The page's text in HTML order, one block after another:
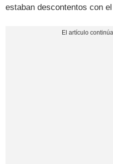
estaban descontentos con